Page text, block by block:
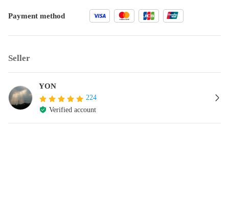
Payment method
Seller
YON
224
Verified account